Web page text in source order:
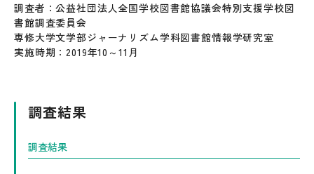
調査者：公益社団法人全国学校図書館協議会特別支援学校図
書館調査委員会
専修大学文学部ジャーナリズム学科図書館情報学研究室
実施時期：2019年10～11月
調査結果
調査結果